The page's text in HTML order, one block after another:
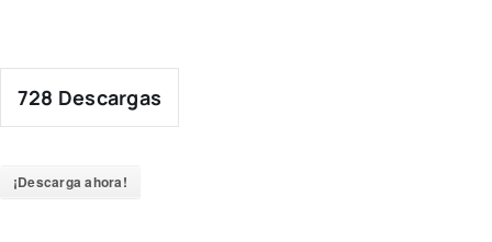
728 Descargas
¡Descarga ahora!